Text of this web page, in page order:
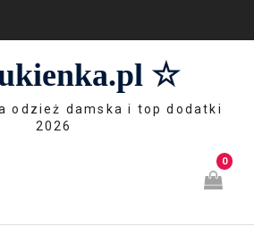
☆
odzież damska i top dodatki
2026
0